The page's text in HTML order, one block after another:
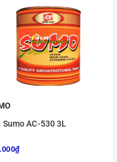
Sumo AC-530 3L